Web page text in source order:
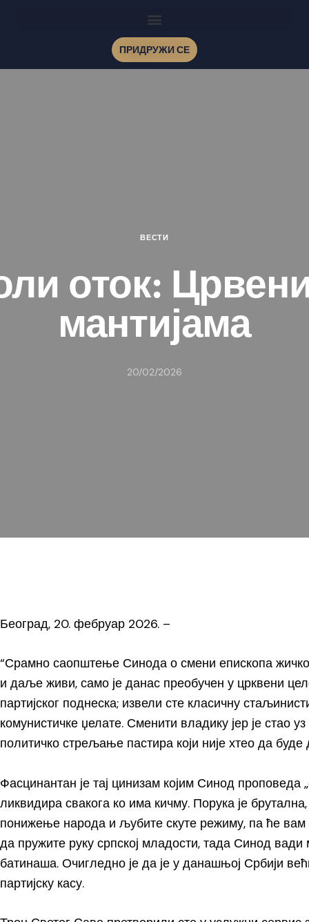
ПРИДРУЖИ СЕ
ВЕСТИ
оток:
мантијама
20/02/2026
Београд, 20. фебруар 2026. –
“Срамно саопштење Синода о смени епископа
и даље живи, само је данас преобучен у црквени
партијског поднеска; извели сте класичну
комунистичке џелате. Сменити владику јер је стао
политичко стрељање пастира који није хтео да буде
Фасцинантан је тај цинизам којим Синод проповеда
ликвидира свакога ко има кичму. Порука је
понижење народа и љубите скуте режиму, па ће
да пружите руку српској младости, тада Синод
батинаша. Очигледно је да је у данашњој Србији
партијску касу.